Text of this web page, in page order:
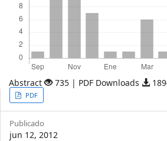
Abstract 735 | PDF Downloads
Article
Sidebar
PDF
Publicado
jun 12, 2012